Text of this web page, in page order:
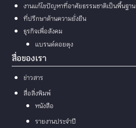
งานแก้ไขปัญหาที่อาศัยธรรมชาติเป็นพื้นฐาน
ที่ปรึกษาด้านความยั่งยืน
ธุรกิจเพื่อสังคม
แบรนด์ดอยตุง
สื่อของเรา
ข่าวสาร
สื่อสิ่งพิมพ์
หนังสือ
รายงานประจำปี